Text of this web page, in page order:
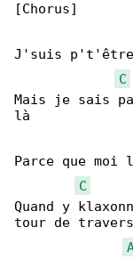
[Chorus]
J'suis
C
Mais je sais
là
Parce que
C
Quand y
tour de